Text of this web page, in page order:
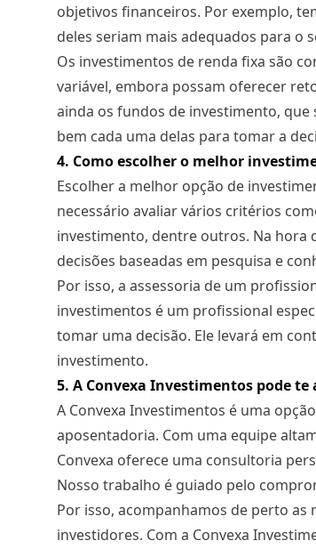
objetivos financeiros. Por exemplo,
deles seriam mais adequados para o
Os investimentos de renda fixa são
variável, embora possam oferecer
ainda os fundos de investimento, que
bem cada uma delas para tomar a
4. Como escolher o melhor
Escolher a melhor opção de
necessário avaliar vários critérios
investimento, dentre outros. Na hora
decisões baseadas em pesquisa e
Por isso, a assessoria de um
investimentos é um profissional
tomar uma decisão. Ele levará em
investimento.
5. A Convexa Investimentos pode te
A Convexa Investimentos é uma
aposentadoria. Com uma equipe
Convexa oferece uma consultoria
Nosso trabalho é guiado pelo
Por isso, acompanhamos de perto as
investidores. Com a Convexa